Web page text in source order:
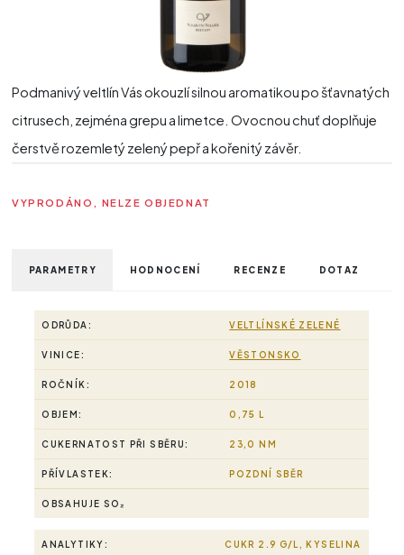
Podmanivý veltlín Vás okouzlí silnou aromatikou po šťavnatých
citrusech, zejména grepu a limetce. Ovocnou chuť doplňuje
čerstvě rozemletý zelený pepř a kořenitý závěr.
VYPRODÁNO, NELZE OBJEDNAT
PARAMETRY HODNOCENÍ RECENZE DOTAZ
ODRŮDA: VELTLÍNSKÉ ZELENÉ
VINICE: VĚSTONSKO
ROČNÍK: 2018
OBJEM: 0,75 L
CUKERNATOST PŘI SBĚRU: 23,0 NM
PŘÍVLASTEK: POZDNÍ SBĚR
OBSAHUJE SO₂
ANALYTIKY:
CUKR 2.9 G/L, KYSELINA